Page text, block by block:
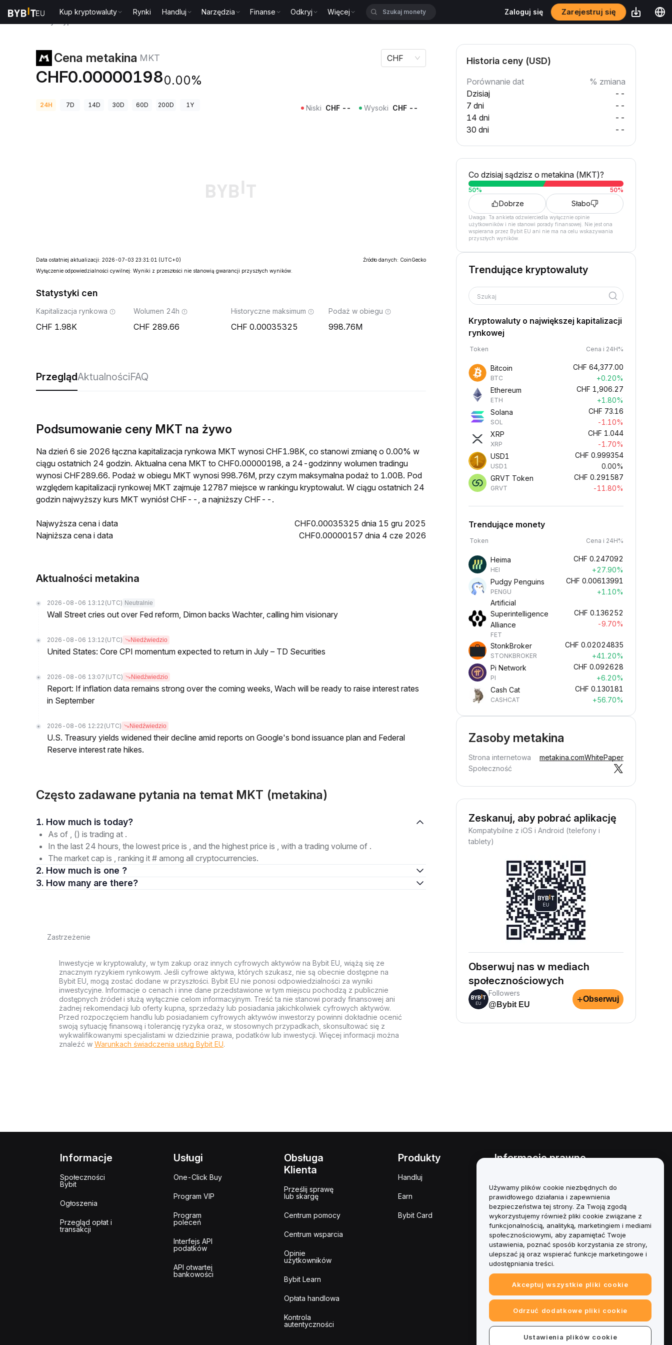
Kup kryptowaluty Rynki Handluj Narzędzia Finanse Odkryj Więcej Zaloguj się Zarejestruj się
Cena metakina MKT
CHF0.000001980.00%
CHF
24H 7D 14D 30D 60D 200D 1Y Niski CHF -- Wysoki CHF --
Data ostatniej aktualizacji: 2026-07-03 23:31:01 (UTC+0)
Źródło danych: CoinGecko
Wyłączenie odpowiedzialności cywilnej: Wyniki z przeszłości nie stanowią gwarancji przyszłych wyników.
Statystyki cen
Kapitalizacja rynkowa
1.98K
Wolumen 24h
289.66
Historyczne maksimum
0.00035325
Podaż w obiegu
998.76M
PrzeglądAktualnościFAQ
Podsumowanie ceny MKT na żywo
Na dzień 6 sie 2026 łączna kapitalizacja rynkowa MKT wynosi CHF1.98K, co stanowi zmianę o 0.00% w
ciągu ostatnich 24 godzin. Aktualna cena MKT to CHF0.00000198, a 24-godzinny wolumen tradingu
wynosi CHF289.66. Podaż w obiegu MKT wynosi 998.76M, przy czym maksymalna podaż to 1.00B. Pod
względem kapitalizacji rynkowej MKT zajmuje 12787 miejsce w rankingu kryptowalut. W ciągu ostatnich 24
godzin najwyższy kurs MKT wyniósł CHF--, a najniższy CHF--.
Najwyższa cena i data
CHF0.00035325 dnia 15 gru 2025
Najniższa cena i data
CHF0.00000157 dnia 4 cze 2026
Aktualności metakina
2026-08-06 13:12 (UTC) Neutralnie
Wall Street cries out over Fed reform, Dimon backs Wachter, calling him visionary
2026-08-06 13:12 (UTC) Niedźwiedzio
United States: Core CPI momentum expected to return in July – TD Securities
2026-08-06 13:07 (UTC) Niedźwiedzio
Report: If inflation data remains strong over the coming weeks, Wach will be ready to raise interest rates
in September
2026-08-06 12:22 (UTC) Niedźwiedzio
U.S. Treasury yields widened their decline amid reports on Google's bond issuance plan and Federal
Reserve interest rate hikes.
Często zadawane pytania na temat MKT (metakina)
1. How much is today?
As of , () is trading at .
In the last 24 hours, the lowest price is , and the highest price is , with a trading volume of .
The market cap is , ranking it # among all cryptocurrencies.
2. How much is one ?
3. How many are there?
Zastrzeżenie
Inwestycje w kryptowaluty, w tym zakup oraz innych cyfrowych aktywów na Bybit EU, wiążą się ze
znacznym ryzykiem rynkowym. Jeśli cyfrowe aktywa, których szukasz, nie są obecnie dostępne na
Bybit EU, mogą zostać dodane w przyszłości. Bybit EU nie ponosi odpowiedzialności za wyniki
inwestycyjne. Informacje o cenach i inne dane przedstawione w tym miejscu pochodzą z publicznie
dostępnych źródeł i służą wyłącznie celom informacyjnym. Treść ta nie stanowi porady finansowej ani
żadnej rekomendacji lub oferty kupna, sprzedaży lub posiadania jakichkolwiek cyfrowych aktywów.
Przed rozpoczęciem handlu lub posiadaniem cyfrowych aktywów inwestorzy powinni dokładnie ocenić
swoją sytuację finansową i tolerancję ryzyka oraz, w stosownych przypadkach, skonsultować się z
wykwalifikowanymi specjalistami w dziedzinie prawa, podatków lub inwestycji. Więcej informacji można
znaleźć w Warunkach świadczenia usług Bybit EU.
Historia ceny (USD)
Porównanie dat
% zmiana
Dzisiaj
--
7 dni
--
14 dni
--
30 dni
--
Co dzisiaj sądzisz o metakina (MKT)?
50% 50%
Dobrze Słabo
Uwaga: Ta ankieta odzwierciedla wyłącznie opinie
użytkowników i nie stanowi porady finansowej. Nie jest ona
wspierana przez Bybit EU ani nie ma na celu wskazywania
przyszłych wyników.
Trendujące kryptowaluty
Szukaj
Kryptowaluty o największej kapitalizacji
rynkowej
Token Cena i 24H%
Bitcoin
BTC
CHF 64,377.00
+0.20%
Ethereum
ETH
CHF 1,906.27
+1.80%
Solana
SOL
CHF 73.16
-1.10%
XRP
XRP
CHF 1.044
-1.70%
USD1
USD1
CHF 0.999354
0.00%
GRVT Token
GRVT
CHF 0.291587
-11.80%
Trendujące monety
Token Cena i 24H%
Heima
HEI
CHF 0.247092
+27.90%
Pudgy Penguins
PENGU
CHF 0.00613991
+1.10%
Artificial
Superintelligence
Alliance
FET
CHF 0.136252
-9.70%
StonkBroker
STONKBROKER
CHF 0.02024835
+41.20%
Pi Network
PI
CHF 0.092628
+6.20%
Cash Cat
CASHCAT
CHF 0.130181
+56.70%
Zasoby metakina
Strona internetowa metakina.comWhitePaper
Społeczność
Zeskanuj, aby pobrać aplikację
Kompatybilne z iOS i Android (telefony i
tablety)
Obserwuj nas w mediach
społecznościowych
Followers
@Bybit EU
+Obserwuj
Informacje
Społeczności
Bybit
Ogłoszenia
Przegląd opłat i
transakcji
Usługi
One-Click Buy
Program VIP
Program
poleceń
Interfejs API
podatków
API otwartej
bankowości
Obsługa
Klienta
Prześlij sprawę
lub skargę
Centrum pomocy
Centrum wsparcia
Opinie
użytkowników
Bybit Learn
Opłata handlowa
Kontrola
autentyczności
Produkty
Handluj
Earn
Bybit Card
Informacje prawne
interesów
Podsumowanie polityki
powiernictwa i zarządzania
Informacje ESG
Biuletyny informacyjne
kryptoaktywów
Używamy plików cookie niezbędnych do
prawidłowego działania i zapewnienia
bezpieczeństwa tej strony. Za Twoją zgodą
wykorzystujemy również pliki cookie związane z
funkcjonalnością, analityką, marketingiem i mediami
społecznościowymi, aby zapamiętać Twoje
ustawienia, poznać sposób korzystania ze strony,
ulepszać ją oraz wspierać funkcje marketingowe i
udostępniania treści.
Akceptuj wszystkie pliki cookie
Odrzuć dodatkowe pliki cookie
Ustawienia plików cookie